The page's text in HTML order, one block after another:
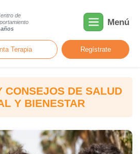
de
Menú
Terapia Regístrate
CONSEJOS DE SALUD
Y BIENESTAR